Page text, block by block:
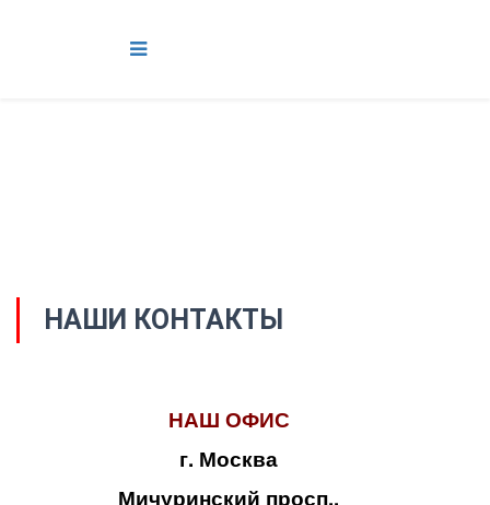
НАШИ КОНТАКТЫ
НАШ ОФИС
г. Москва
Мичуринский просп.,